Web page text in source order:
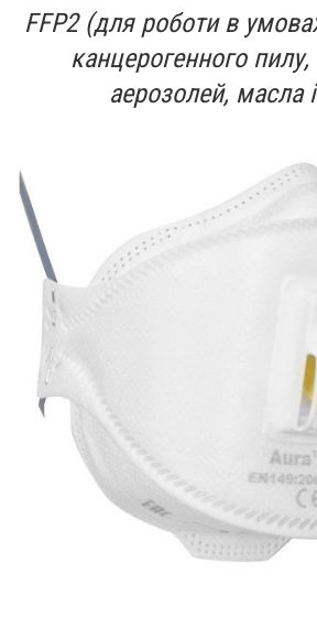
FFP2 (для роботи в
канцерогенного пилу,
аерозолей, масла